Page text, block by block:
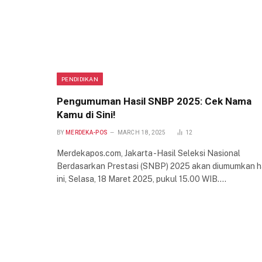
PENDIDIKAN
Pengumuman Hasil SNBP 2025: Cek Nama
Kamu di Sini!
BY MERDEKA-POS MARCH 18, 2025 12
Merdekapos.com, Jakarta -Hasil Seleksi Nasional
Berdasarkan Prestasi (SNBP) 2025 akan diumumkan
ini, Selasa, 18 Maret 2025, pukul 15.00 WIB.…